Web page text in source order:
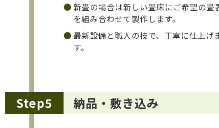
新畳の場合は新しい畳床にご希望の畳
を組み合わせて製作します。
最新設備と職人の技で、丁寧に仕上げ
す。
Step5 納品・敷き込み